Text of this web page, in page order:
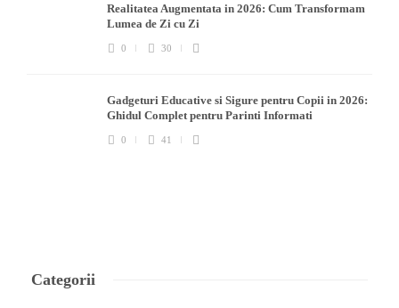
Realitatea Augmentata in 2026: Cum Transformam
Lumea de Zi cu Zi
0 30
Gadgeturi Educative si Sigure pentru Copii in 2026:
Ghidul Complet pentru Parinti Informati
0 41
Categorii